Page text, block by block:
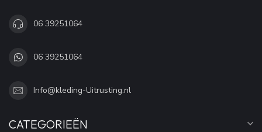
06 39251064
06 39251064
Info@kleding-Uitrusting.nl
CATEGORIEËN